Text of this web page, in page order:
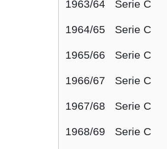
1963/64 Serie C
1964/65 Serie C
1965/66 Serie C
1966/67 Serie C
1967/68 Serie C
1968/69 Serie C